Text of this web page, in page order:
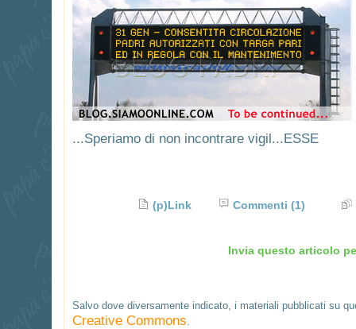
...Speriamo di non incontrare vigil...ESSE
(p)Link Commenti (1)
Invia questo articolo
Salvo dove diversamente indicato, i materiali pubblicati su
Creative Commons